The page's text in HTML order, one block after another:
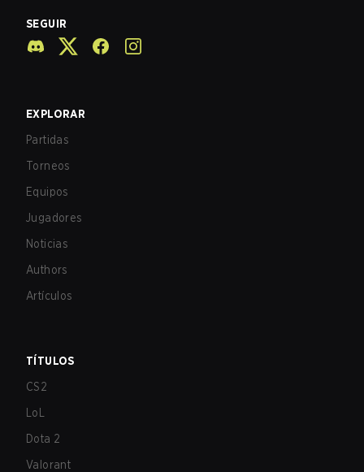
SEGUIR
EXPLORAR
Partidas
Torneos
Equipos
Jugadores
Noticias
Authors
Artículos
TÍTULOS
CS2
LoL
Dota 2
Valorant